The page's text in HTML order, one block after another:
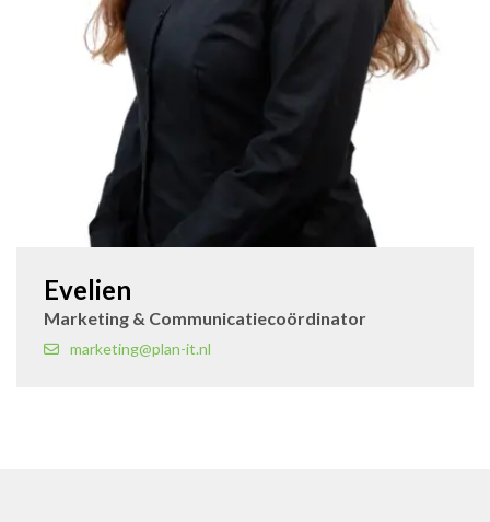
Evelien
Marketing & Communicatiecoördinator
marketing@plan-it.nl